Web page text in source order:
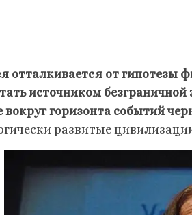
отталкивается от гипотезы
источником
вокруг горизонта событий
развитые